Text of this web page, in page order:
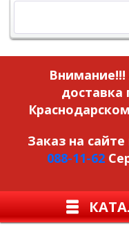
Внимание!!!
доставка
Заказ на
088-11-62